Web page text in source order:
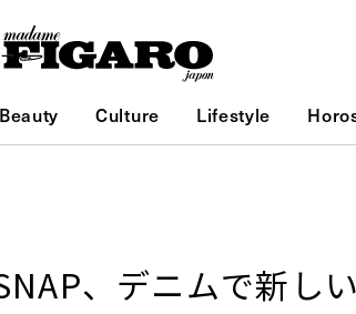
Beauty Culture Lifestyle
、デニムで新しい